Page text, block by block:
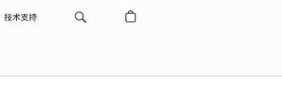
技术支持